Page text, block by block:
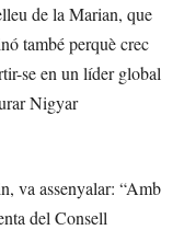
de la Marian, que
també perquè crec
se en un líder global
Nigyar
va assenyalar: “Amb
del Consell